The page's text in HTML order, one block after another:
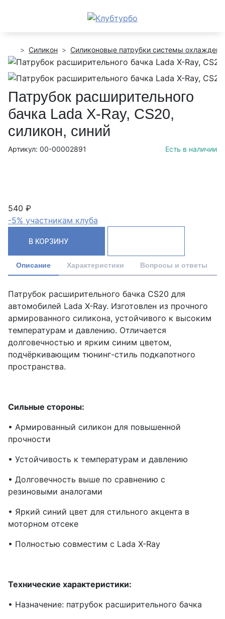
Силикон Силиконовые патрубки системы
Патрубок расширительного
бачка Lada X-Ray, CS20,
силикон, синий
Артикул: 00-00002891 Есть в наличии
540 ₽
-5% участникам клуба
В КОРЗИНУ
Описание Характеристики Вопросы и ответы
Патрубок расширительного бачка CS20 для
автомобилей Lada X-Ray. Изготовлен из прочного
армированного силикона, устойчивого к высоким
температурам и давлению. Отличается
долговечностью и ярким синим цветом,
подчёркивающим тюнинг-стиль подкапотного
пространства.
Сильные стороны:
• Армированный силикон для повышенной
прочности
• Устойчивость к температурам и давлению
• Долговечность выше по сравнению с
резиновыми аналогами
• Яркий синий цвет для стильного акцента в
моторном отсеке
• Полностью совместим с Lada X-Ray
Технические характеристики:
• Назначение: патрубок расширительного бачка